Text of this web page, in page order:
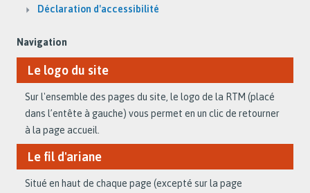
Déclaration d'accessibilité
Navigation
Le logo du site
Sur l'ensemble des pages du site, le logo de la RTM (placé
dans l’entête à gauche) vous permet en un clic de retourner
à la page accueil.
Le fil d'ariane
Situé en haut de chaque page (excepté sur la page